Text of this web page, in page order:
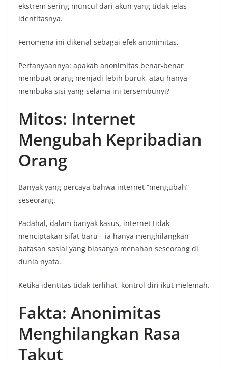
ekstrem sering muncul dari akun yang tidak jelas
identitasnya.
Fenomena ini dikenal sebagai efek anonimitas.
Pertanyaannya: apakah anonimitas benar-benar
membuat orang menjadi lebih buruk, atau hanya
membuka sisi yang selama ini tersembunyi?
Mitos: Internet
Mengubah Kepribadian
Orang
Banyak yang percaya bahwa internet “mengubah”
seseorang.
Padahal, dalam banyak kasus, internet tidak
menciptakan sifat baru—ia hanya menghilangkan
batasan sosial yang biasanya menahan seseorang di
dunia nyata.
Ketika identitas tidak terlihat, kontrol diri ikut melemah.
Fakta: Anonimitas
Menghilangkan Rasa
Takut